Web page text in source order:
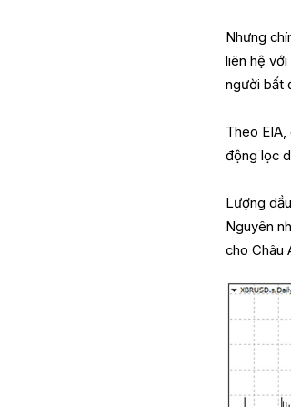
Nhưng
liên hệ
người bất
Theo
động lọc
Lượng
Nguyên
cho Châu